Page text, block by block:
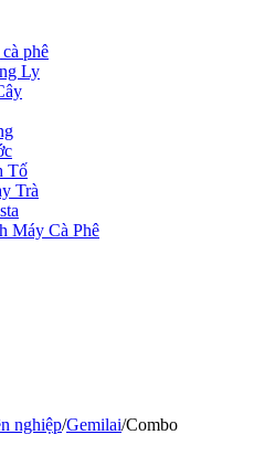
phê
Ly
Tố
Trà
Máy Cà Phê
nghiệp/Gemilai/Combo